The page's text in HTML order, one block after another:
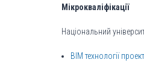
Мікрокваліфікації
Національний
BIM технології